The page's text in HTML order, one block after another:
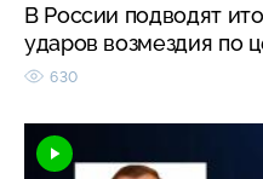
В России подводят
ударов возмездия по
630